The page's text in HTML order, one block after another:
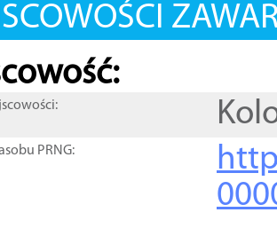
PRNG: